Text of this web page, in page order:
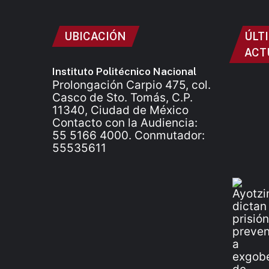
UBICACIÓN
Instituto Politécnico Nacional
Prolongación Carpio 475, col.
Casco de Sto. Tomás, C.P.
11340, Ciudad de México
Contacto con la Audiencia:
55 5166 4000. Conmutador:
55535611